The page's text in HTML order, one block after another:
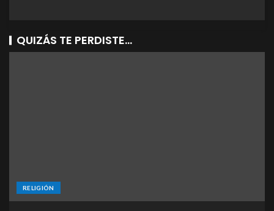
QUIZÁS TE PERDISTE...
RELIGIÓN